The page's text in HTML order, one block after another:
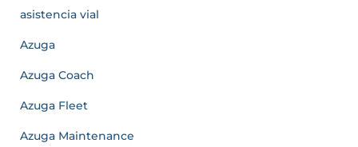
asistencia vial
Azuga
Azuga Coach
Azuga Fleet
Azuga Maintenance